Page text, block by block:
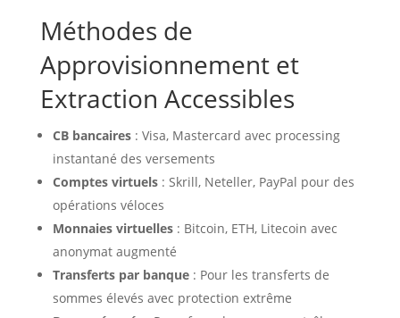
Méthodes de
Approvisionnement et
Extraction Accessibles
CB bancaires: Visa, Mastercard avec processing
instantané des versements
Comptes virtuels: Skrill, Neteller, PayPal pour des
opérations véloces
Monnaies virtuelles: Bitcoin, ETH, Litecoin avec
anonymat augmenté
Transferts par banque: Pour les transferts de
sommes élevés avec protection extrême